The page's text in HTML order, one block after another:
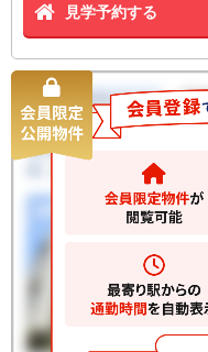
見学予約する